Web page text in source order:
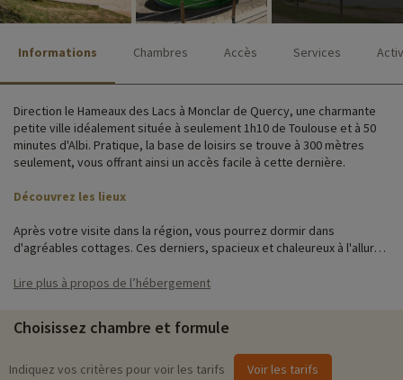
Informations Chambres Accès Services
Direction le Hameaux des Lacs à Monclar de Quercy, une charmante
petite ville idéalement située à seulement 1h10 de Toulouse et à 50
minutes d'Albi. Pratique, la base de loisirs se trouve à 300 mètres
seulement, vous offrant ainsi un accès facile à cette dernière.
Découvrez les lieux
Après votre visite dans la région, vous pourrez dormir dans
d'agréables cottages. Ces derniers, spacieux et chaleureux à l'allure
vacances. La résidence les Hameaux des lacs est composée de 113
Activités famille sur place
Pour des informations très précises sur les activités à faire sur place
Lire plus à propos de l’hébergement
Choisissez chambre et formule
Indiquez vos critères pour voir les tarifs Voir les tarifs